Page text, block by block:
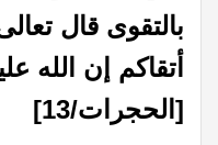
بالتقوى قال
أتقاكم إن الله
[الحجرات/13]